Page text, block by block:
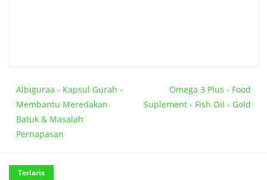
Albiguraa - Kapsul Gurah -
Membantu Meredakan
Batuk & Masalah
Pernapasan
Omega 3 Plus - Food
Suplement - Fish Oil - Gold
Terlaris